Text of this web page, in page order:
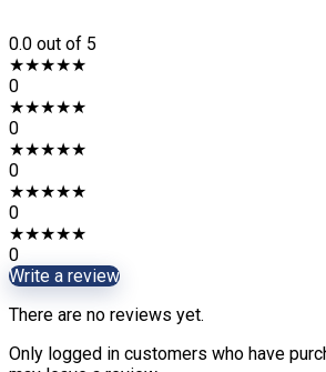
0.0 out of 5
★★★★★
0
★★★★★
0
★★★★★
0
★★★★★
0
★★★★★
0
Write a review
There are no reviews yet.
Only logged in customers who have